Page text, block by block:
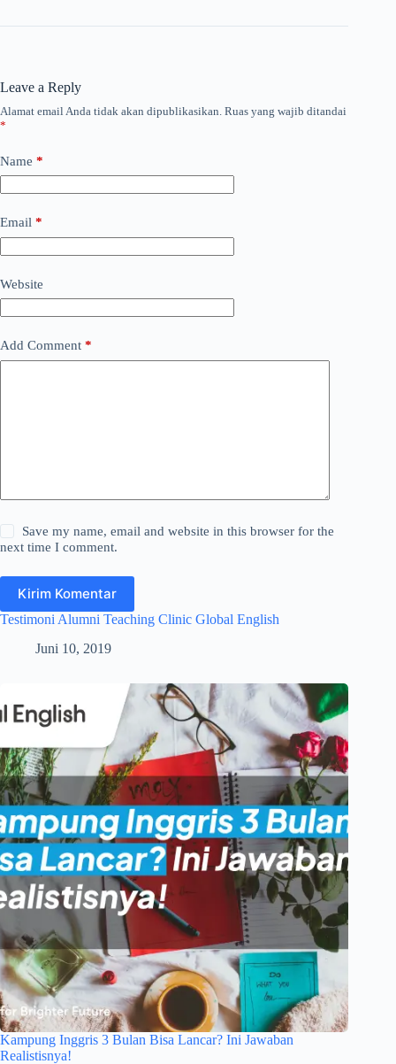
Leave a Reply
Alamat email Anda tidak akan dipublikasikan. Ruas yang wajib ditandai
*
Name *
Email *
Website
Add Comment *
Save my name, email and website in this browser for the
next time I comment.
Kirim Komentar
Testimoni Alumni Teaching Clinic Global English
Juni 10, 2019
Kampung Inggris 3 Bulan Bisa Lancar? Ini Jawaban
Realistisnya!